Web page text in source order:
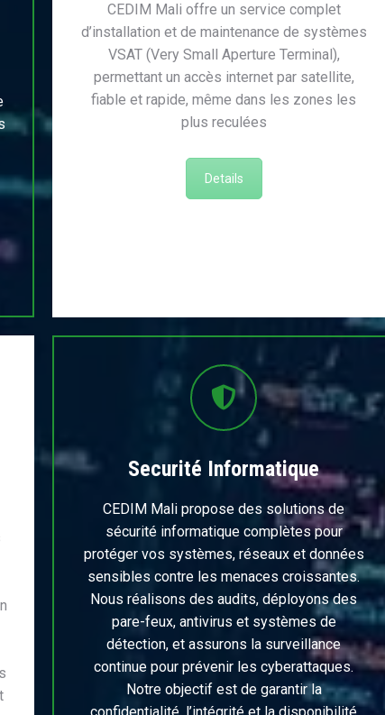
CEDIM Mali offre un service complet
d’installation et de maintenance de systèmes
VSAT (Very Small Aperture Terminal),
permettant un accès internet par satellite,
fiable et rapide, même dans les zones les
plus reculées
Details
Securité Informatique
CEDIM Mali propose des solutions de
sécurité informatique complètes pour
protéger vos systèmes, réseaux et données
sensibles contre les menaces croissantes.
Nous réalisons des audits, déployons des
pare-feux, antivirus et systèmes de
détection, et assurons la surveillance
continue pour prévenir les cyberattaques.
Notre objectif est de garantir la